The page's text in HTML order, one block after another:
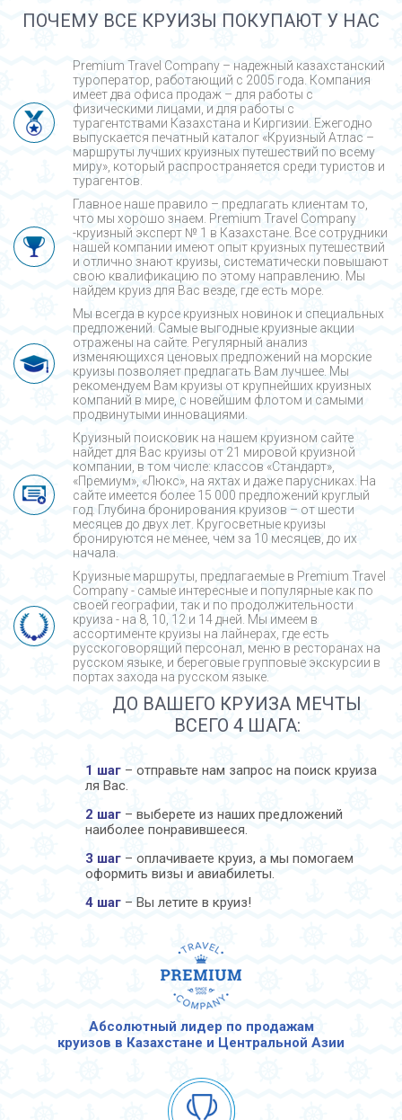
ПОЧЕМУ ВСЕ КРУИЗЫ ПОКУПАЮТ У НАС
Premium Travel Company – надежный казахстанский
туроператор, работающий с 2005 года. Компания
имеет два офиса продаж – для работы с
физическими лицами, и для работы с
турагентствами Казахстана и Киргизии. Ежегодно
выпускается печатный каталог «Круизный Атлас –
маршруты лучших круизных путешествий по всему
миру», который распространяется среди туристов и
турагентов.
Главное наше правило – предлагать клиентам то,
что мы хорошо знаем. Premium Travel Company
-круизный эксперт № 1 в Казахстане. Все сотрудники
нашей компании имеют опыт круизных путешествий
и отлично знают круизы, систематически повышают
свою квалификацию по этому направлению. Мы
найдем круиз для Вас везде, где есть море.
Мы всегда в курсе круизных новинок и специальных
предложений. Самые выгодные круизные акции
отражены на сайте. Регулярный анализ
изменяющихся ценовых предложений на морские
круизы позволяет предлагать Вам лучшее. Мы
рекомендуем Вам круизы от крупнейших круизных
компаний в мире, с новейшим флотом и самыми
продвинутыми инновациями.
Круизный поисковик на нашем круизном сайте
найдет для Вас круизы от 21 мировой круизной
компании, в том числе: классов «Стандарт»,
«Премиум», «Люкс», на яхтах и даже парусниках. На
сайте имеется более 15 000 предложений круглый
год. Глубина бронирования круизов – от шести
месяцев до двух лет. Кругосветные круизы
бронируются не менее, чем за 10 месяцев, до их
начала.
Круизные маршруты, предлагаемые в Premium Travel
Company - cамые интересные и популярные как по
своей географии, так и по продолжительности
круиза - на 8, 10, 12 и 14 дней. Мы имеем в
ассортименте круизы на лайнерах, где есть
русскоговорящий персонал, меню в ресторанах на
русском языке, и береговые групповые экскурсии в
портах захода на русском языке.
ДО ВАШЕГО КРУИЗА МЕЧТЫ
ВСЕГО 4 ШАГА:
1 шаг – отправьте нам запрос на поиск круиза
ля Вас.
2 шаг – выберете из наших предложений
наиболее понравившееся.
3 шаг – оплачиваете круиз, а мы помогаем
оформить визы и авиабилеты.
4 шаг – Вы летите в круиз!
Абсолютный лидер по продажам
круизов в Казахстане и Центральной Азии